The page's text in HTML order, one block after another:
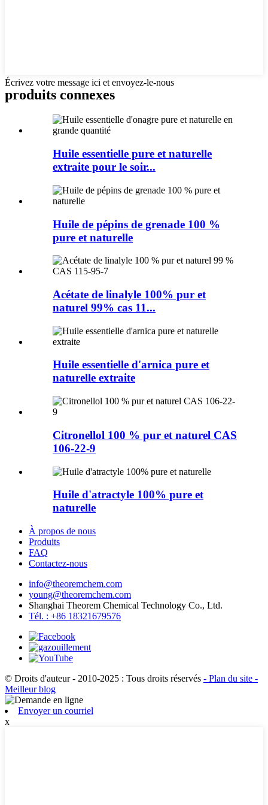
Écrivez votre message ici et envoyez-le-nous
produits connexes
Huile essentielle pure et naturelle
extraite pour le soir...
Huile de pépins de grenade 100 %
pure et naturelle
Acétate de linalyle 100% pur et
naturel 99% cas 11...
Huile essentielle d'arnica pure et
naturelle extraite
Citronellol 100 % pur et naturel CAS
106-22-9
Huile d'atractyle 100% pure et
naturelle
À propos de nous
Produits
FAQ
Contactez-nous
info@theoremchem.com
young@theoremchem.com
Shanghai Theorem Chemical Technology Co., Ltd.
Tél. : +86 18321679576
© Droits d'auteur - 2010-2025 : Tous droits réservés - Plan du site -
Meilleur blog
Envoyer un courriel
x